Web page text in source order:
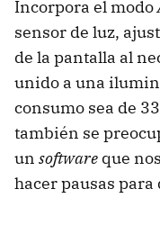
Incorpora el modo
sensor de luz,
de la pantalla al
unido a una
consumo sea de
también se
un software que
hacer pausas para